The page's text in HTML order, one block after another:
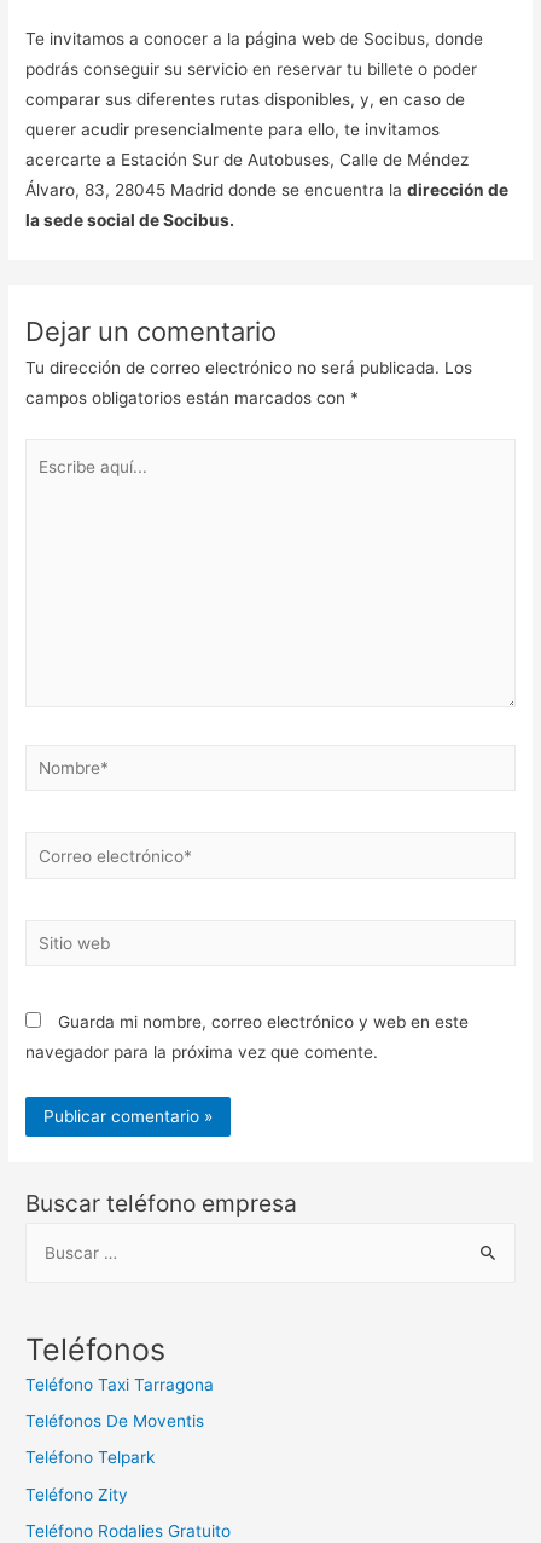
Te invitamos a conocer a la página web de Socibus, donde
podrás conseguir su servicio en reservar tu billete o poder
comparar sus diferentes rutas disponibles, y, en caso de
querer acudir presencialmente para ello, te invitamos
acercarte a Estación Sur de Autobuses, Calle de Méndez
Álvaro, 83, 28045 Madrid donde se encuentra ladirección de
la sede social de Socibus.
Dejar un comentario
Tu dirección de correo electrónico no será publicada. Los
campos obligatorios están marcados con *
Nombre*
Correo
Sitio
Guarda mi nombre, correo electrónico y web en este
navegador para la próxima vez que comente.
Buscar teléfono empresa
c
:
Teléfonos
Teléfono Taxi Tarragona
Teléfonos De Moventis
Teléfono Telpark
Teléfono Zity
Teléfono Rodalies Gratuito